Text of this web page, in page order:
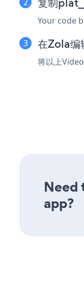
Your code
在Zola编
将以上
Need
app?